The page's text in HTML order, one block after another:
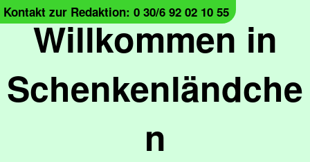
Willkommen in
Schenkenländche
n
Kontakt zur Redaktion: 0 30/6 92 02 10 55